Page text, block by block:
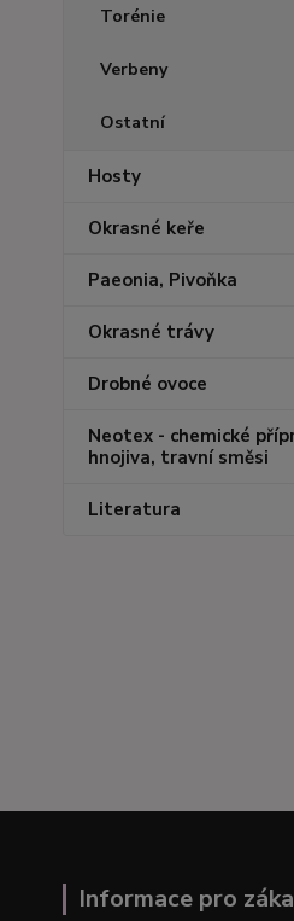
Torénie
Verbeny
Ostatní
Hosty
Okrasné keře
Paeonia, Pivoňka
Okrasné trávy
Drobné ovoce
Neotex - chemické
hnojiva, travní směsi
Literatura
Informace pro